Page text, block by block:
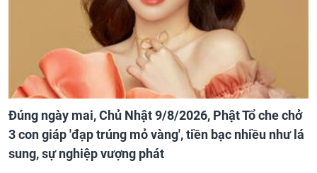
Đúng ngày mai, Chủ Nhật 9/8/2026, Phật Tổ che chở
3 con giáp 'đạp trúng mỏ vàng', tiền bạc nhiều như lá
sung, sự nghiệp vượng phát